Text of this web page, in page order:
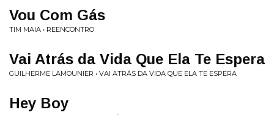
Vou Com Gás
TIM MAIA • REENCONTRO
Vai Atrás da Vida Que Ela Te Espera
GUILHERME LAMOUNIER • VAI ATRÁS DA VIDA QUE ELA TE ESPERA
Hey Boy